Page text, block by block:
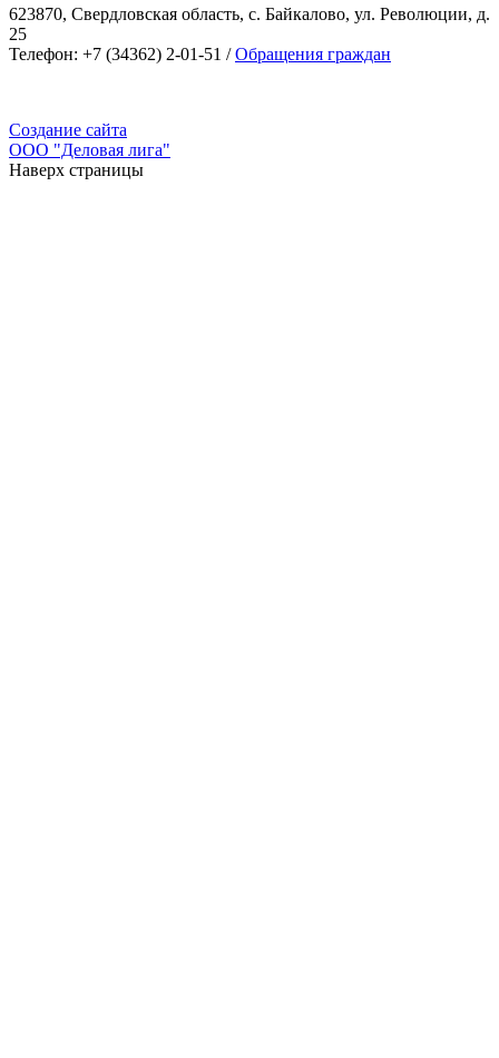
623870, Свердловская область, с. Байкалово, ул. Революции, д.
25
Телефон: +7 (34362) 2-01-51 /Обращения граждан
Создание сайта
ООО "Деловая лига"
Наверх страницы